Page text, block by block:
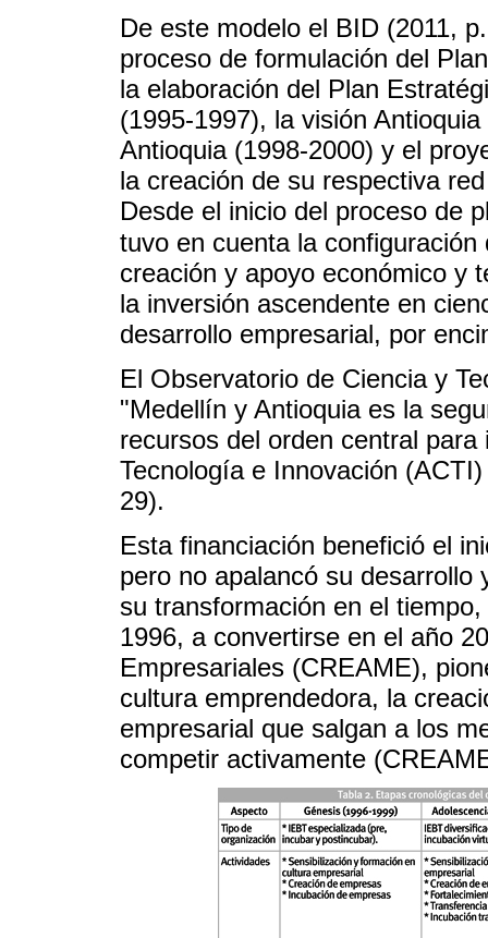
De este modelo el BID (2011,
proceso de formulación del
la elaboración del Plan
(1995-1997), la visión
Antioquia (1998-2000) y el
la creación de su respectiva
Desde el inicio del proceso de
tuvo en cuenta la
creación y apoyo económico y
la inversión ascendente en
desarrollo empresarial, por
El Observatorio de Ciencia y
"Medellín y Antioquia es la
recursos del orden central
Tecnología e Innovación
29).
Esta financiación benefició el
pero no apalancó su desarrollo
su transformación en el
1996, a convertirse en el año
Empresariales (CREAME),
cultura emprendedora, la
empresarial que salgan a los
competir activamente